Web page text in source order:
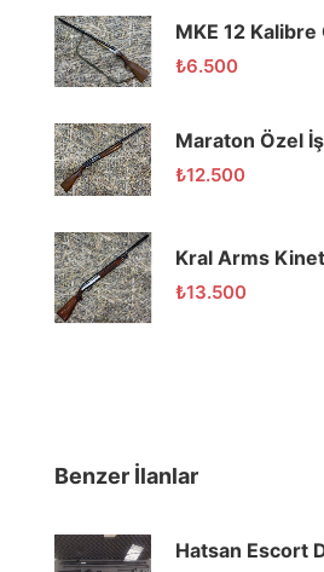
MKE 12 Kalibre
₺6.500
₺12.500
₺13.500
Benzer İlanlar